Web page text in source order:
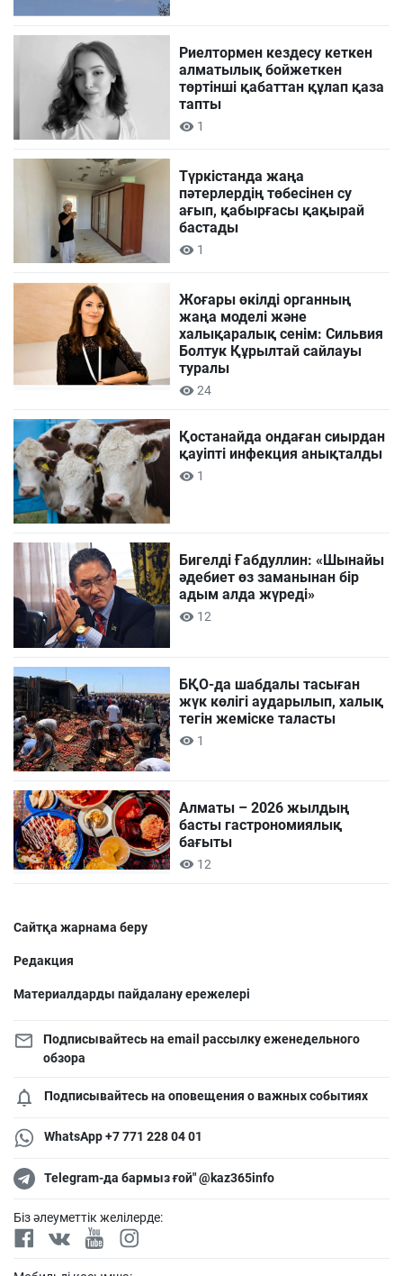
Риелтормен кездесу кеткен
алматылық бойжеткен
төртінші қабаттан құлап қаза
тапты
1
Түркістанда жаңа
пәтерлердің төбесінен су
ағып, қабырғасы қақырай
бастады
1
Жоғары өкілді органның
жаңа моделі және
халықаралық сенім: Сильвия
Болтук Құрылтай сайлауы
туралы
24
Қостанайда ондаған сиырдан
қауіпті инфекция анықталды
1
Бигелді Ғабдуллин: «Шынайы
әдебиет өз заманынан бір
адым алда жүреді»
12
БҚО-да шабдалы тасыған
жүк көлігі аударылып, халық
тегін жеміске таласты
1
Алматы – 2026 жылдың
басты гастрономиялық
бағыты
12
Сайтқа жарнама беру
Редакция
Материалдарды пайдалану ережелері
Подписывайтесь на email рассылку еженедельного
обзора
Подписывайтесь на оповещения о важных событиях
WhatsApp +7 771 228 04 01
Telegram-да бармыз ғой" @kaz365info
Біз әлеуметтік желілерде: